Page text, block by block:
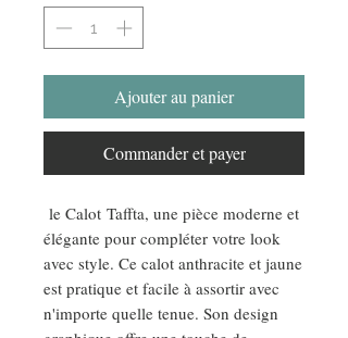
Ajouter au panier
Commander et payer
le Calot Taffta, une pièce moderne et
élégante pour compléter votre look
avec style. Ce calot anthracite et jaune
est pratique et facile à assortir avec
n'importe quelle tenue. Son design